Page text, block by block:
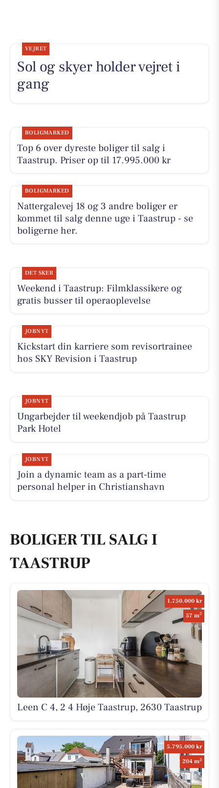
VEJRET
Sol og skyer holder vejret i
gang
BOLIGMARKED
Top 6 over dyreste boliger til salg i
Taastrup. Priser op til 17.995.000 kr
BOLIGMARKED
Nattergalevej 18 og 3 andre boliger er
kommet til salg denne uge i Taastrup - se
boligerne her.
DET SKER
Weekend i Taastrup: Filmklassikere og
gratis busser til operaoplevelse
JOBNYT
Kickstart din karriere som revisortrainee
hos SKY Revision i Taastrup
JOBNYT
Ungarbejder til weekendjob på Taastrup
Park Hotel
JOBNYT
Join a dynamic team as a part-time
personal helper in Christianshavn
BOLIGER TIL SALG I
TAASTRUP
1.750.000 kr
57 m2
Leen C 4, 2 4 Høje Taastrup, 2630 Taastrup
5.795.000 kr
204 m2